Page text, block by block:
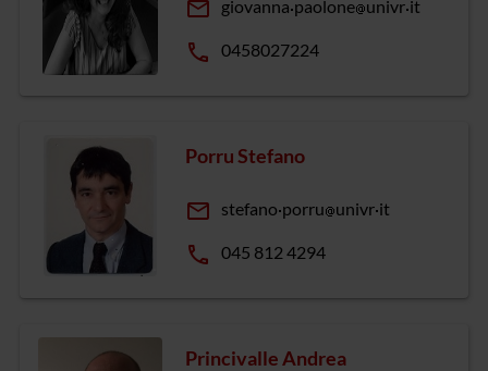
email giovanna paolone univr it
phone 0458027224
Porru Stefano
email stefano porru univr it
phone 045 812 4294
Princivalle Andrea